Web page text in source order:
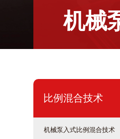
机械
比例混合技术
机械泵入式比例混合技术